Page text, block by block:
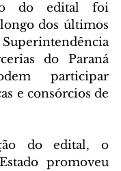
do edital foi
dos últimos
do Paraná
participar
e consórcios de
do edital, o
promoveu